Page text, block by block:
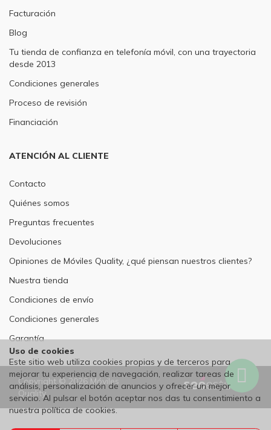
Facturación
Blog
Tu tienda de confianza en telefonía móvil, con una trayectoria
desde 2013
Condiciones generales
Proceso de revisión
Financiación
ATENCIÓN AL CLIENTE
Contacto
Quiénes somos
Preguntas frecuentes
Devoluciones
Opiniones de Móviles Quality, ¿qué piensan nuestros clientes?
Nuestra tienda
Condiciones de envío
Condiciones generales
Garantía
Copyright © 2026 Móviles
Quality
Uso de cookies
Este sitio web utiliza cookies propias y de terceros para
mejorar tu experiencia de navegación, realizar tareas de
análisis, personalización de anuncios y ofrecer un mejor
servicio. Al pulsar el botón aceptar nos das tu consentimiento a
nuestra política de cookies.